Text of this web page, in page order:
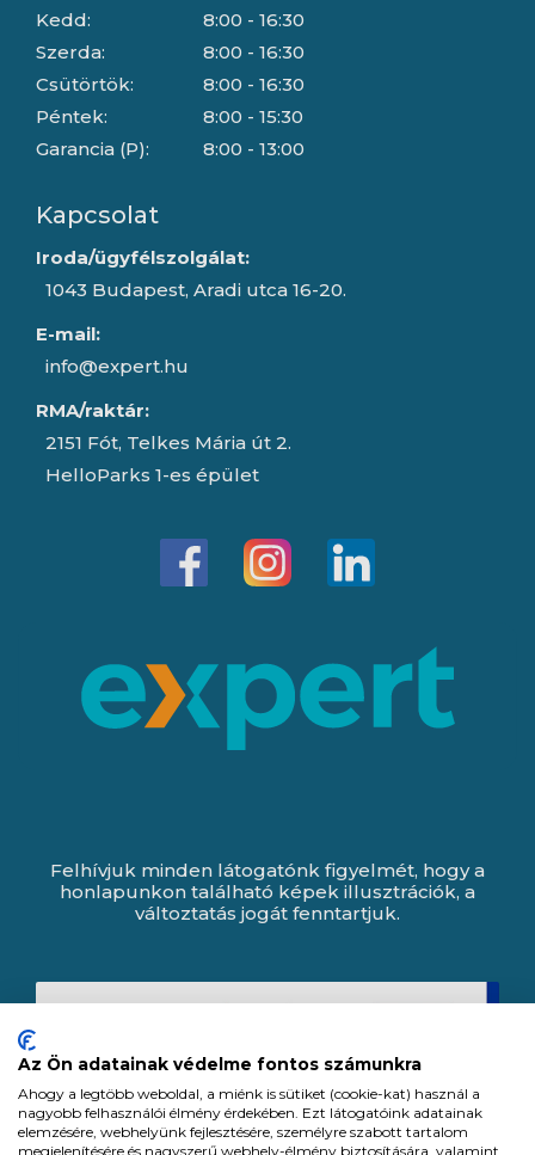
Kedd:
Szerda:
Csütörtök:
Péntek:
Garancia (P):
8:00 - 16:30
8:00 - 16:30
8:00 - 16:30
8:00 - 15:30
8:00 - 13:00
Kapcsolat
Iroda/ügyfélszolgálat:
1043 Budapest, Aradi utca 16-20.
E-mail:
info@expert.hu
RMA/raktár:
2151 Fót, Telkes Mária út 2.
HelloParks 1-es épület
Felhívjuk minden látogatónk figyelmét, hogy a
honlapunkon található képek illusztrációk, a
változtatás jogát fenntartjuk.
Az Ön adatainak védelme fontos számunkra
Ahogy a legtöbb weboldal, a miénk is sütiket (cookie-kat) használ a
nagyobb felhasználói élmény érdekében. Ezt látogatóink adatainak
elemzésére, webhelyünk fejlesztésére, személyre szabott tartalom
megjelenítésére és nagyszerű webhely-élmény biztosítására, valamint